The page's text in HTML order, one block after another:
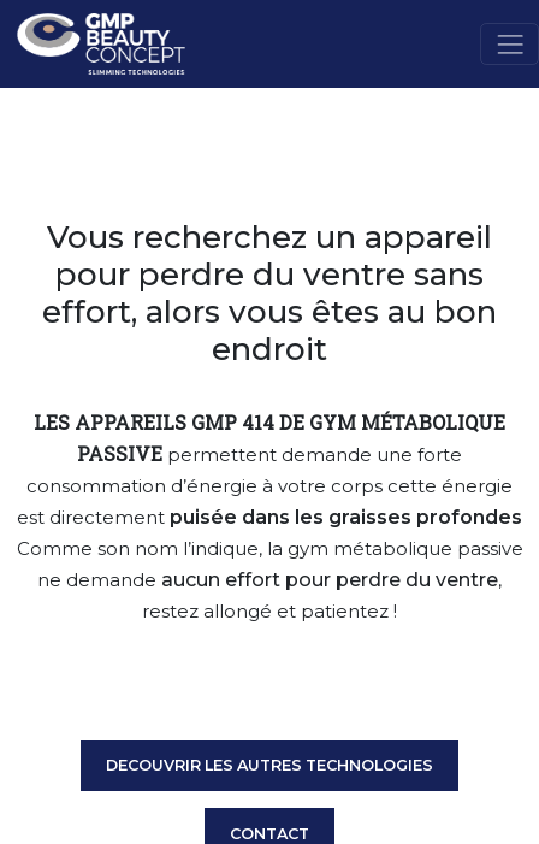
Vous recherchez un appareil
pour perdre du ventre sans
effort, alors vous êtes au bon
endroit
LES APPAREILS GMP 414 DE GYM MÉTABOLIQUE
PASSIVE permettent demande une forte
consommation d’énergie à votre corps cette énergie
est directement puisée dans les graisses profondes
Comme son nom l’indique, la gym métabolique passive
ne demande aucun effort pour perdre du ventre,
restez allongé et patientez !
DECOUVRIR LES AUTRES TECHNOLOGIES
CONTACT